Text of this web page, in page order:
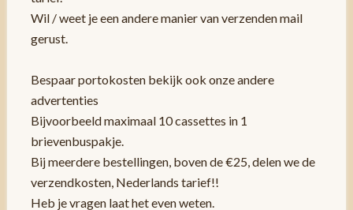
Wil / weet je een andere manier van verzenden mail
gerust.
Bespaar portokosten bekijk ook onze andere
advertenties
Bijvoorbeeld maximaal 10 cassettes in 1
brievenbuspakje.
Bij meerdere bestellingen, boven de €25, delen we de
verzendkosten, Nederlands tarief!!
Heb je vragen laat het even weten.